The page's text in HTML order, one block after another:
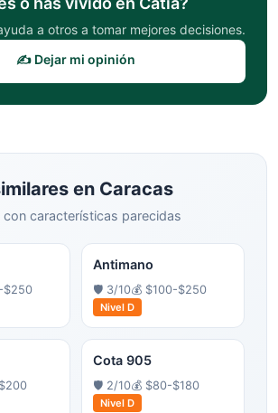
a otros a tomar mejores decisiones.
✍️ Dejar mi opinión
en Caracas
características parecidas
$250
Antimano
🛡️ 3/10💰 $100-$250
Nivel D
Cota 905
🛡️ 2/10💰 $80-$180
Nivel D